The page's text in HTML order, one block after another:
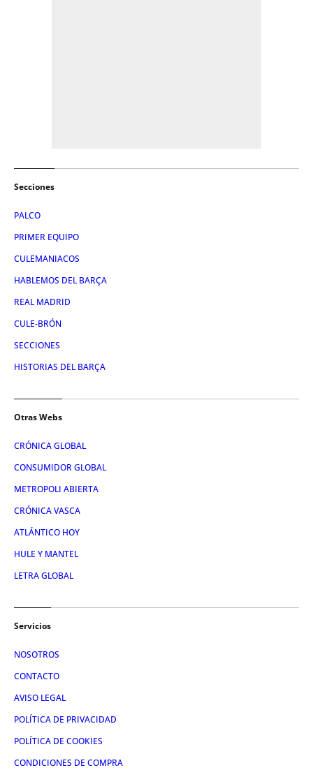
Secciones
PALCO
PRIMER EQUIPO
CULEMANIACOS
HABLEMOS DEL BARÇA
REAL MADRID
CULE-BRÓN
SECCIONES
HISTORIAS DEL BARÇA
Otras Webs
CRÓNICA GLOBAL
CONSUMIDOR GLOBAL
METROPOLI ABIERTA
CRÓNICA VASCA
ATLÁNTICO HOY
HULE Y MANTEL
LETRA GLOBAL
Servicios
NOSOTROS
CONTACTO
AVISO LEGAL
POLÍTICA DE PRIVACIDAD
POLÍTICA DE COOKIES
CONDICIONES DE COMPRA